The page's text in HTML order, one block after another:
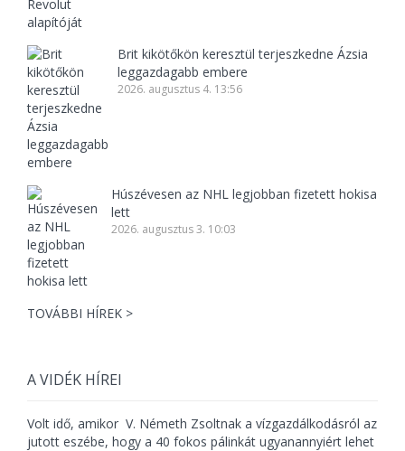
Brit kikötőkön keresztül terjeszkedne Ázsia
leggazdagabb embere
2026. augusztus 4. 13:56
Húszévesen az NHL legjobban fizetett hokisa
lett
2026. augusztus 3. 10:03
TOVÁBBI HÍREK >
A VIDÉK HÍREI
Volt idő, amikor V. Németh Zsoltnak a vízgazdálkodásról az
jutott eszébe, hogy a 40 fokos pálinkát ugyanannyiért lehet